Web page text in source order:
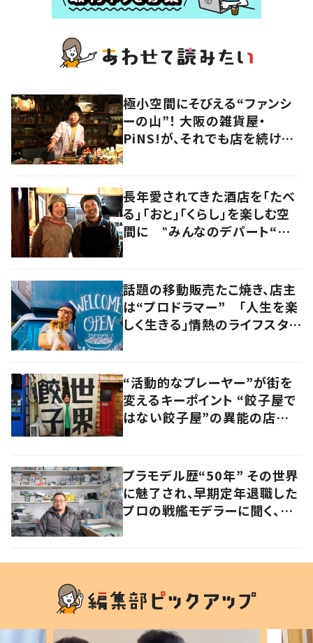
極小空間にそびえる“ファンシ
ーの山”！ 大阪の雑貨屋・
PiNS!が、それでも店を続ける
長年愛されてきた酒店を「たべ
る」「おと」「くらし」を楽しむ空
間に ‟みんなのデパート“の
話題の移動販売たこ焼き、店主
は“プロドラマー” 「人生を楽
しく生きる」情熱のライフスタイ
“活動的なプレーヤー”が街を
変えるキーポイント “餃子屋で
はない餃子屋”の異能の店主
プラモデル歴“50年” その世界
に魅了され、早期定年退職した
プロの戦艦モデラーに聞く、充